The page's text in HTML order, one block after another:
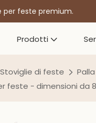
per feste premium.
Prodotti
Stoviglie di feste
feste - dimensioni da